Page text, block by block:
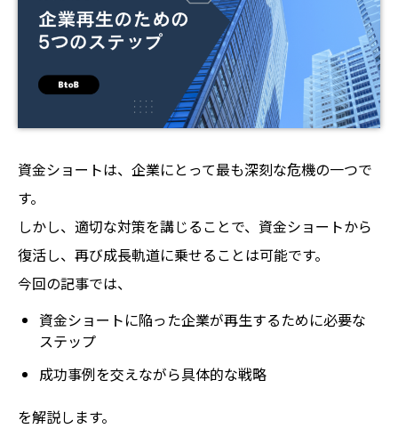
資金ショートは、企業にとって最も深刻な危機の一つで
す。
しかし、適切な対策を講じることで、資金ショートから
復活し、再び成長軌道に乗せることは可能です。
今回の記事では、
資金ショートに陥った企業が再生するために必要な
ステップ
成功事例を交えながら具体的な戦略
を解説します。